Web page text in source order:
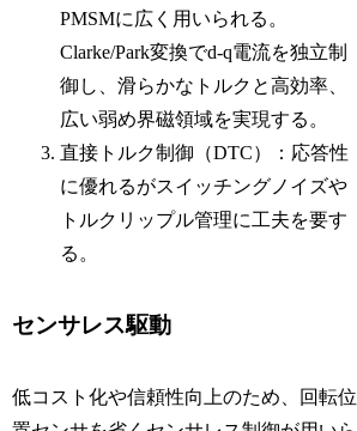
PMSMに広く用いられる。
Clarke/Park変換でd-q電流を独立制
御し、滑らかなトルクと高効率、
広い弱め界磁領域を実現する。
直接トルク制御（DTC）：応答性
に優れるがスイッチングノイズや
トルクリップル管理に工夫を要す
る。
センサレス駆動
低コスト化や信頼性向上のため、回転位